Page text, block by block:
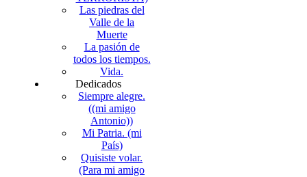
Las piedras del
Valle de la
Muerte
La pasión de
todos los tiempos.
Vida.
Dedicados
Siempre alegre.
((mi amigo
Antonio))
Mi Patria. (mi
País)
Quisiste volar.
(Para mi amigo